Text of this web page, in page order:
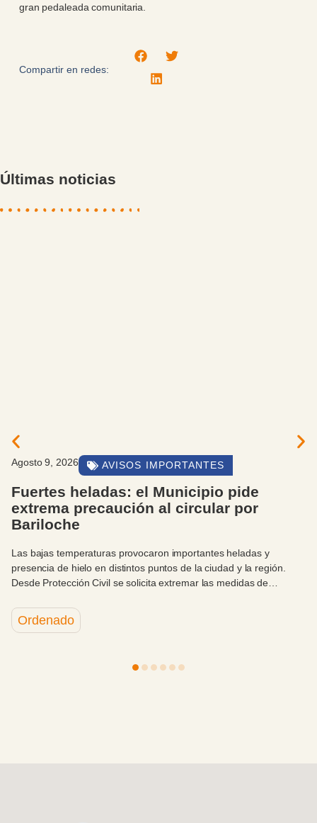
gran pedaleada comunitaria.
Compartir en redes:
Últimas noticias
2026 AVISOS IMPORTANTES
heladas: el Municipio pide
precaución al circular por
temperaturas provocaron importantes heladas y
de hielo en distintos puntos de la ciudad y la región.
Civil se solicita extremar las medidas de